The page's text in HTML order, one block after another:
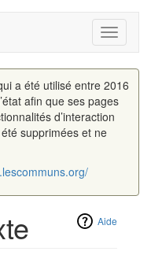
Toggle
a été utilisé entre 2016
afin que ses pages
d’interaction
supprimées et ne
Aide